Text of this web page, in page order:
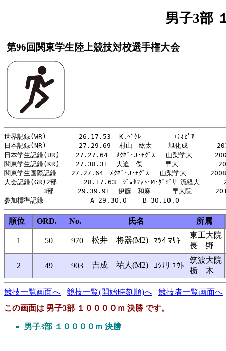
男子3部
第96回関東学生陸上競技対校選手権大会
世界記録(WR)        26.17.53  K.ﾍﾞｹﾚ        ｴﾁｵﾋﾟｱ
日本記録(NR)        27.29.69  村山　紘太    旭化成  　 　
日本学生記録(UR)    27.27.64  ﾒｸﾎﾞ･J･ﾓｸﾞｽ　 山梨学
関東学生記録(KR)    27.38.31  大迫　傑　    早大
関東学生国際記録 　 27.27.64　ﾒｸﾎﾞ･J･ﾓｸﾞｽ　 山梨学大      2008
大会記録(GR)2部     　28.17.63　ｼﾞｮｾﾌｧﾄ･M･ﾀﾞﾋﾞﾘ 流経大　　　
3部　　　 29.39.91  伊藤　和麻　　  早大院　　　
順位 ORD. No. 氏名 所属
1 50 970 松井 将器(M2) ﾏﾂｲ ﾏｻｷ
東工大院
長 野
2 49 903 吉成 祐人(M2) ﾖｼﾅﾘ ﾕｳﾄ
筑波大院
栃 木
競技一覧画面へ 競技一覧(開始時刻順)へ
競技者一覧画面へ
この画面は 男子3部 １００００ｍ 決勝 です。
男子3部 １００００ｍ 決勝